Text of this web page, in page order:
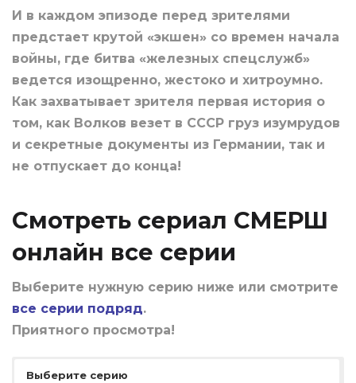
И в каждом эпизоде перед зрителями
предстает крутой «экшен» со времен начала
войны, где битва «железных спецслужб»
ведется изощренно, жестоко и хитроумно.
Как захватывает зрителя первая история о
том, как Волков везет в СССР груз изумрудов
и секретные документы из Германии, так и
не отпускает до конца!
Смотреть сериал СМЕРШ
онлайн все серии
Выберите нужную серию ниже или смотрите
все серии подряд.
Приятного просмотра!
Выберите серию